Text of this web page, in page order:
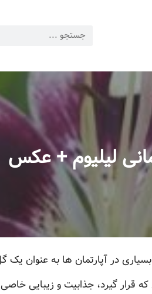
لیلیوم + عکس
در آپارتمان ها به عنوان
قرار گیرد، جذابیت و زیبایی خاصی